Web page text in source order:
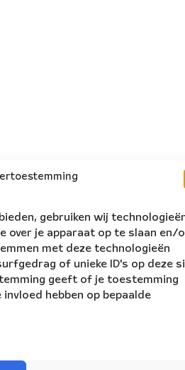
gebruiken wij
over je apparaat op te slaan en/
met deze technologieën
of unieke ID's op deze
geeft of je toestemming
hebben op bepaalde